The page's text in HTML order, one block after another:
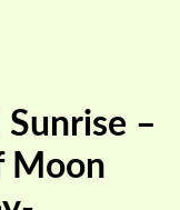
–
Moon